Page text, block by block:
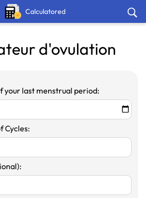
Calculatored
d'ovulation
your last menstrual period:
Cycles: